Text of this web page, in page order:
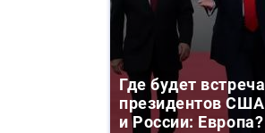
Где будет встреча
президентов США
и России: Европа?